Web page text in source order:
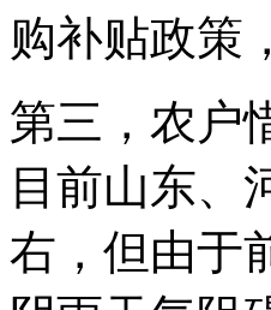
购补贴政策
第三，农户
目前山东、
右，但由于